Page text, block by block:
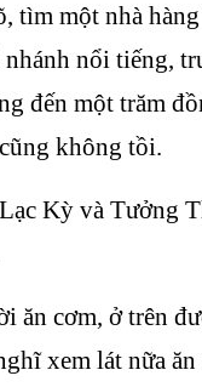
tìm một nhà
nổi tiếng,
đến một trăm
không tồi.
Kỳ và Tưởng
ăn cơm, ở trên
xem lát nữa